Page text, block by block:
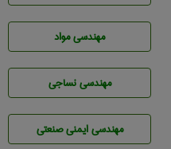
مهندسی مواد
مهندسي نساجی
مهندسی ایمنی صنعتی